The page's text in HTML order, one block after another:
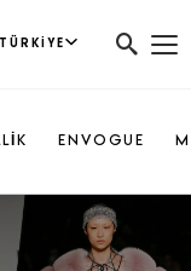
TÜRKIYE
ENVOGUE